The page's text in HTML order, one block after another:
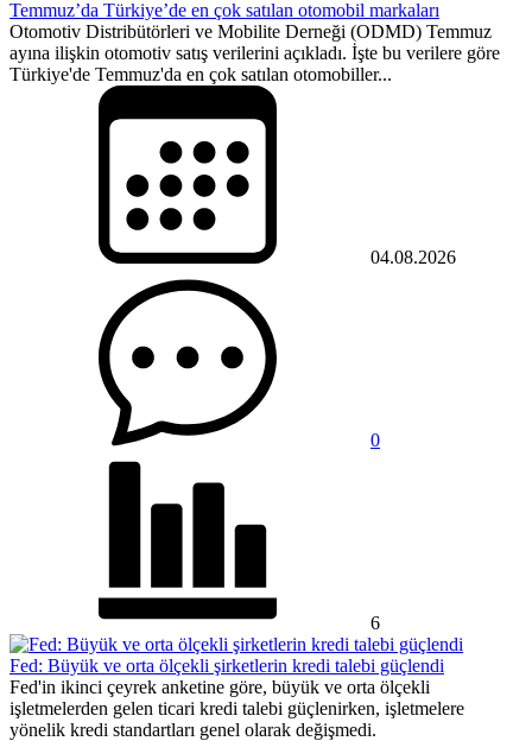
Temmuz’da Türkiye’de en çok satılan otomobil markaları
Otomotiv Distribütörleri ve Mobilite Derneği (ODMD) Temmuz
ayına ilişkin otomotiv satış verilerini açıkladı. İşte bu verilere göre
Türkiye'de Temmuz'da en çok satılan otomobiller...
04.08.2026
0
6
Fed: Büyük ve orta ölçekli şirketlerin kredi talebi güçlendi
Fed'in ikinci çeyrek anketine göre, büyük ve orta ölçekli
işletmelerden gelen ticari kredi talebi güçlenirken, işletmelere
yönelik kredi standartları genel olarak değişmedi.